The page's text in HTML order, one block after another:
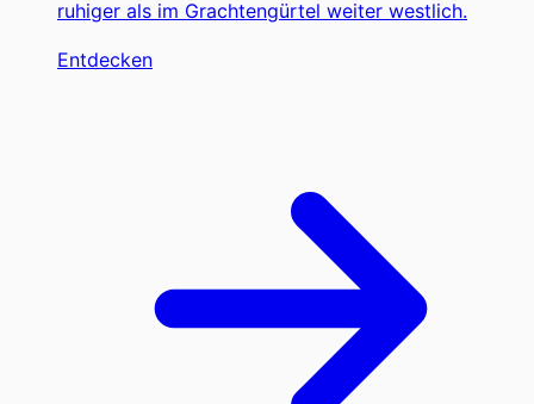
ruhiger als im Grachtengürtel weiter westlich.
Entdecken